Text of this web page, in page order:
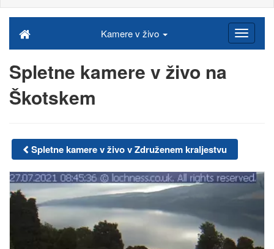
Kamere v živo
Spletne kamere v živo na
Škotskem
Spletne kamere v živo v Združenem kraljestvu